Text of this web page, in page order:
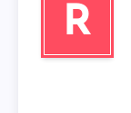
R